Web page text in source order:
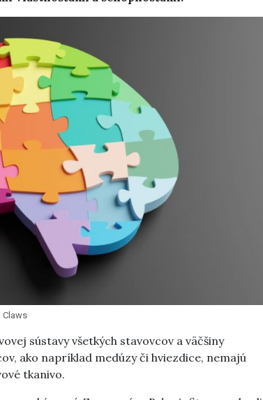
Claws
sústavy všetkých stavovcov a väčšiny
ako napríklad medúzy či hviezdice, nemajú
tkanivo.